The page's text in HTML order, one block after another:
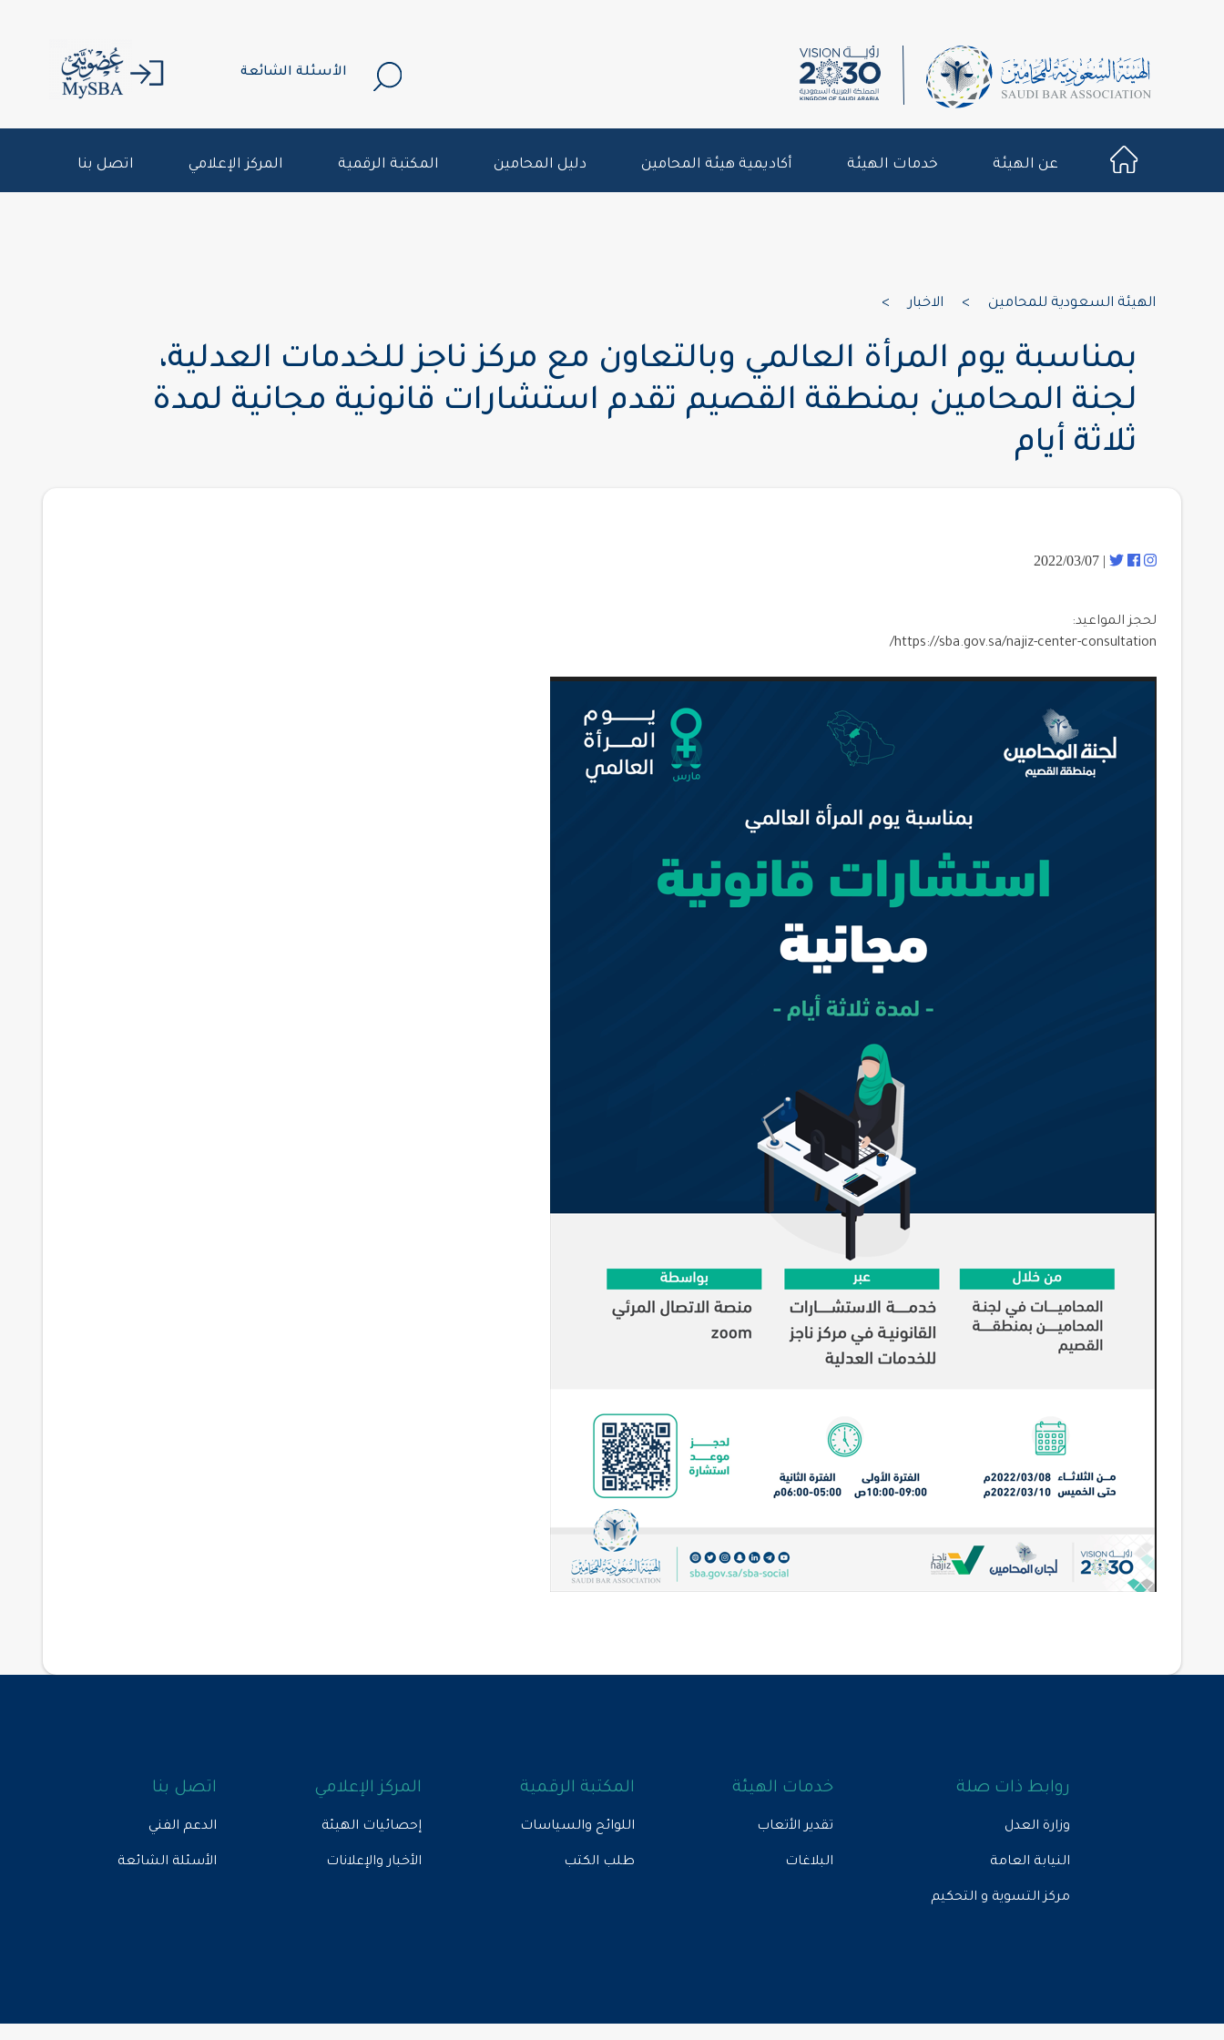
الأسئلة الشائعة
عن الهيئة خدمات الهيئة أكاديمية هيئة المحامين دليل المحامين المكتبة الرقمية المركز الإعلامي اتصل بنا
الهيئة السعودية للمحامين > الاخبار >
بمناسبة يوم المرأة العالمي وبالتعاون مع مركز ناجز للخدمات العدلية،
لجنة المحامين بمنطقة القصيم تقدم استشارات قانونية مجانية لمدة
ثلاثة أيام
| 2022/03/07
لحجز المواعيد:
https://sba.gov.sa/najiz-center-consultation/
روابط ذات صلة
وزارة العدل
النيابة العامة
مركز التسوية و التحكيم
خدمات الهيئة
تقدير الأتعاب
البلاغات
المكتبة الرقمية
اللوائح والسياسات
طلب الكتب
المركز الإعلامي
إحصائيات الهيئة
الأخبار والإعلانات
اتصل بنا
الدعم الفني
الأسئلة الشائعة